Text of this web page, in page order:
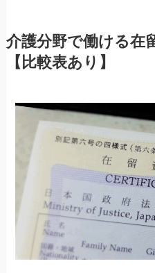
介護分野で働ける在
【比較表あり】